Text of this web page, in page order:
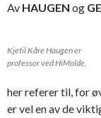
Av HAUGEN og
Kjetil Kåre Haugen er
professor ved HiMolde.
her referer til, for
er vel en av de